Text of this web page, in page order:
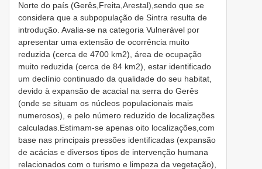
Norte do país (Gerês,Freita,Arestal),sendo que se
considera que a subpopulação de Sintra resulta de
introdução. Avalia-se na categoria Vulnerável por
apresentar uma extensão de ocorrência muito
reduzida (cerca de 4700 km2), área de ocupação
muito reduzida (cerca de 84 km2), estar identificado
um declínio continuado da qualidade do seu habitat,
devido à expansão de acacial na serra do Gerês
(onde se situam os núcleos populacionais mais
numerosos), e pelo número reduzido de localizações
calculadas.Estimam-se apenas oito localizações,com
base nas principais pressões identificadas (expansão
de acácias e diversos tipos de intervenção humana
relacionados com o turismo e limpeza da vegetação),